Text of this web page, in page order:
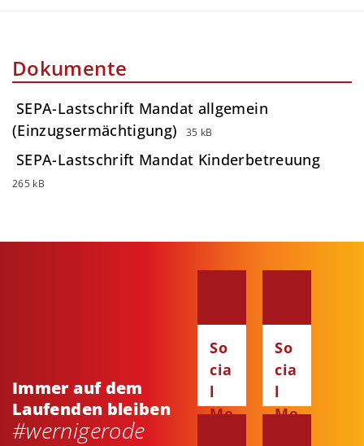
Dokumente
SEPA-Lastschrift Mandat allgemein
(Einzugsermächtigung)
35 kB
SEPA-Lastschrift Mandat Kinderbetreuung
265 kB
Immer auf dem
Laufenden bleiben
#wernigerode
So
cia
l
Me
So
cia
l
Me